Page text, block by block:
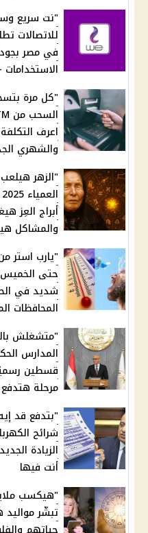
"نت سريع
للاتصالات
في مصر
"كل مرة
اعرف
والشهري
"الزهر
أبراج العِز
والمشاكل
"يارب استر
شديد في
المحافظات
"متشغلش
قسطين
مرحلة
"بتدفع قد
الزيادة
أنت فيها
تبشّر مواليد